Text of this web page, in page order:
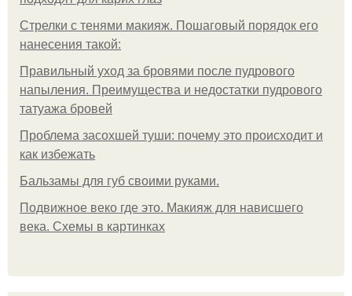
Стрелки с тенями макияж. Пошаговый порядок его
нанесения такой:
Правильный уход за бровями после пудрового
напыления. Преимущества и недостатки пудрового
татуажа бровей
Проблема засохшей туши: почему это происходит и
как избежать
Бальзамы для губ своими руками.
Подвижное веко где это. Макияж для нависшего
века. Схемы в картинках